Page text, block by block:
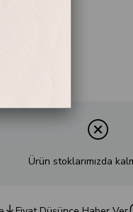
Ürün stoklarımızda